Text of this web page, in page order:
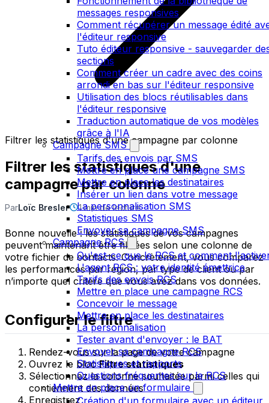
messages responsives
Comment récupérer un message édité
l'éditeur responsive
Tuto éditeur responsive - sauvegarder
sections
Comment créer un cadre avec des coins
arrondi en bas sur l'éditeur responsive
Utilisation des blocs réutilisables dans
l'éditeur responsive
Traduction automatique de vos modèles
grâce à l'IA
Campagne SMS
Tarifs des envois par SMS
Mettre en place une campagne SMS
Mettre en place les destinataires
Insérer un lien dans votre message
La personnalisation SMS
Statistiques SMS
Envoyer sa campagne SMS
Campagne RCS
Qu'est-ce que le RCS et comment
L'agent RCS : votre identité émettrice
Tarifs des envois RCS
Mettre en place une campagne RCS
Concevoir le message
Mettre en place les destinataires
La personnalisation
Tester avant d'envoyer : le BAT
Envoyer sa campagne RCS
Statistiques et rapports
Questions fréquentes sur le RCS
Mettre en place un formulaire
Création d'un formulaire avec un éditeur
Filtrer les statistiques d'une campagne par colonne
Filtrer les statistiques d'une
campagne par colonne
ParLoïc Bresler 1 min de lecture
Bonne nouvelle : les statistiques de vos campagnes
peuvent maintenant être filtrées selon une colonne de
votre fichier de contacts. Concrètement, vous comparez
les performances par région, par type de client ou par
n’importe quel critère que vous avez dans vos données.
Configurer le filtre
Rendez-vous sur la page de votre campagne
Ouvrez le blocFiltre statistiques
Sélectionnez la colonne souhaitée parmi celles qui
contiennent des données
Enregistrez